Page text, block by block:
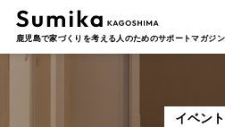
鹿児島で家づくりを考える人のためのサポートマガジン
イベント